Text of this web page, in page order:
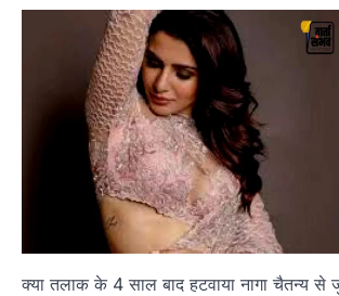
क्या तलाक के 4 साल बाद हटवाया नागा चैतन्य